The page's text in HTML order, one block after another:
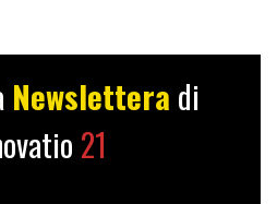
Newslettera di
21